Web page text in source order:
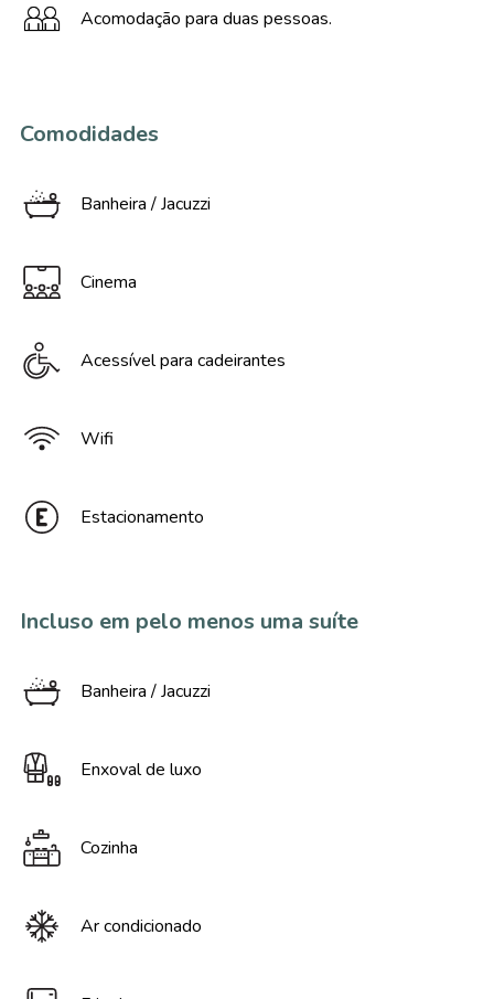
Acomodação para duas pessoas.
Comodidades
Banheira / Jacuzzi
Cinema
Acessível para cadeirantes
Wifi
Estacionamento
Incluso em pelo menos uma suíte
Banheira / Jacuzzi
Enxoval de luxo
Cozinha
Ar condicionado